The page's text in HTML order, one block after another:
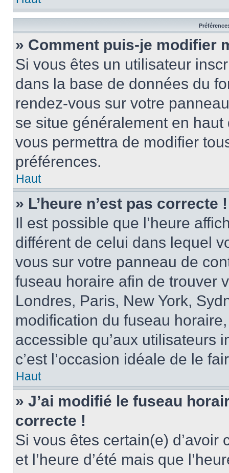
» Comment puis-je modifier
Si vous êtes un utilisateur
dans la base de données du
rendez-vous sur votre
se situe généralement en
vous permettra de modifier
préférences.
Haut
» L’heure n’est pas correcte !
Il est possible que l’heure
différent de celui dans lequel
vous sur votre panneau de
fuseau horaire afin de trouver
Londres, Paris, New York,
modification du fuseau
accessible qu’aux utilisateurs
c’est l’occasion idéale de le
Haut
» J’ai modifié le fuseau
correcte !
Si vous êtes certain(e)
et l’heure d’été mais que